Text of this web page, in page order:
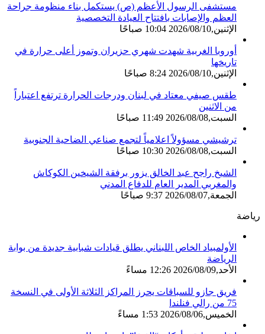
مستشفى الرسول الأعظم (ص) يستكمل بناء منظومة جراحة
العظم والإصابات بافتتاح العيادة التخصصية
الإثنين,2026/08/10 10:04 صباحًا
أوروبا الغربية شهدت شهري حزيران وتموز أعلى حرارة في
تاريخها
الإثنين,2026/08/10 8:24 صباحًا
طقس صيفي معتاد في لبنان ودرجات الحرارة ترتفع اعتباراً
من الاثنين
السبت,2026/08/08 11:49 صباحًا
ترشيشي مسؤولاً اعلامياً لتجمع صناعي الضاحية الجنوبية
السبت,2026/08/08 10:30 صباحًا
الشيخ راجح عبد الخالق يزور برفقة الشيخين الكوكاش
والمغربي المدير العام للدفاع المدني
الجمعة,2026/08/07 9:37 صباحًا
رياضة
الأولمبياد الخاص اللبناني يطلق قيادات شبابية جديدة من بوابة
الرياضة
الأحد,2026/08/09 12:26 مساءً
فريق جازو للسباقات يحرز المراكز الثلاثة الأولى في النسخة
75 من رالي فنلندا
الخميس,2026/08/06 1:53 مساءً